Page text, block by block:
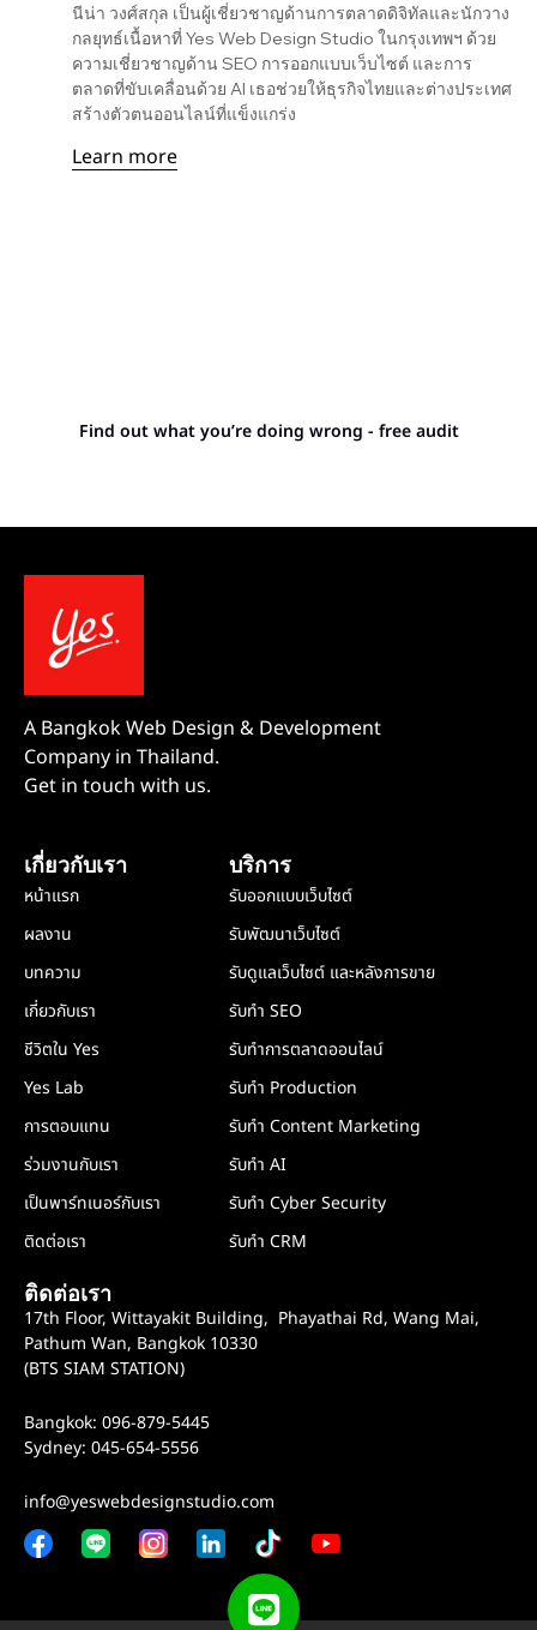
นีน่า วงศ์สกุล เป็นผู้เชี่ยวชาญด้านการตลาดดิจิทัลและนักวาง
กลยุทธ์เนื้อหาที่ Yes Web Design Studio ในกรุงเทพฯ ด้วย
ความเชี่ยวชาญด้าน SEO การออกแบบเว็บไซต์ และการ
ตลาดที่ขับเคลื่อนด้วย AI เธอช่วยให้ธุรกิจไทยและต่างประเทศ
สร้างตัวตนออนไลน์ที่แข็งแกร่ง
Learn more
Find out what you’re doing wrong - free audit
A Bangkok Web Design & Development
Company in Thailand.
Get in touch with us.
เกี่ยวกับเรา
หน้าแรก
ผลงาน
บทความ
เกี่ยวกับเรา
ชีวิตใน Yes
Yes Lab
การตอบแทน
ร่วมงานกับเรา
เป็นพาร์ทเนอร์กับเรา
ติดต่อเรา
บริการ
รับออกแบบเว็บไซต์
รับพัฒนาเว็บไซต์
รับดูแลเว็บไซต์ และหลังการขาย
รับทำ SEO
รับทำการตลาดออนไลน์
รับทำ Production
รับทำ Content Marketing
รับทำ AI
รับทำ Cyber Security
รับทำ CRM
ติดต่อเรา
17th Floor, Wittayakit Building, Phayathai Rd, Wang Mai,
Pathum Wan, Bangkok 10330
(BTS SIAM STATION)
Bangkok: 096-879-5445
Sydney: 045-654-5556
info@yeswebdesignstudio.com